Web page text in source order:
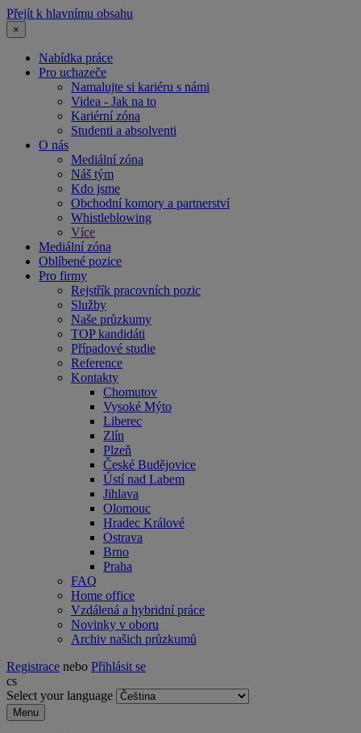
Přejít k hlavnímu obsahu
×
Nabídka práce
Pro uchazeče
Namalujte si kariéru s námi
Videa - Jak na to
Kariérní zóna
Studenti a absolventi
O nás
Mediální zóna
Náš tým
Kdo jsme
Obchodní komory a partnerství
Whistleblowing
Více
Mediální zóna
Oblíbené pozice
Pro firmy
Rejstřík pracovních pozic
Služby
Naše průzkumy
TOP kandidáti
Případové studie
Reference
Kontakty
Chomutov
Vysoké Mýto
Liberec
Zlín
Plzeň
České Budějovice
Ústí nad Labem
Jihlava
Olomouc
Hradec Králové
Ostrava
Brno
Praha
FAQ
Home office
Vzdálená a hybridní práce
Novinky v oboru
Archiv našich průzkumů
Registrace nebo Přihlásit se
cs
Select your language
Menu